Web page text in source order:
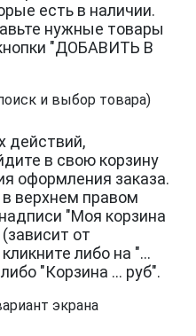
есть в наличии.
нужные товары
"ДОБАВИТЬ В
и выбор товара)
действий,
в свою корзину
оформления заказа.
верхнем правом
"Моя корзина
от
либо на "...
"Корзина ... руб".
экрана